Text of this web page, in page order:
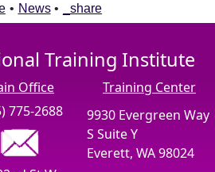
• News • _share
Training Institute
Office
775-2688
Training Center
9930 Evergreen Way
S Suite Y
Everett, WA 98024